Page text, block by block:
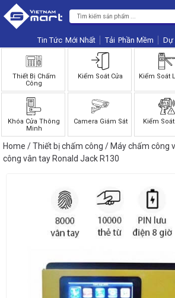
Tin Tức Phần Mềm Dự
Thiết Bị Chấm
Công
Kiểm Soát Cửa Kiểm Soát
Khóa Cửa Thông
Minh
Camera Giám Sát Kiểm
Home /Thiết bị chấm công /Máy chấm công
công vân tay Ronald Jack R130